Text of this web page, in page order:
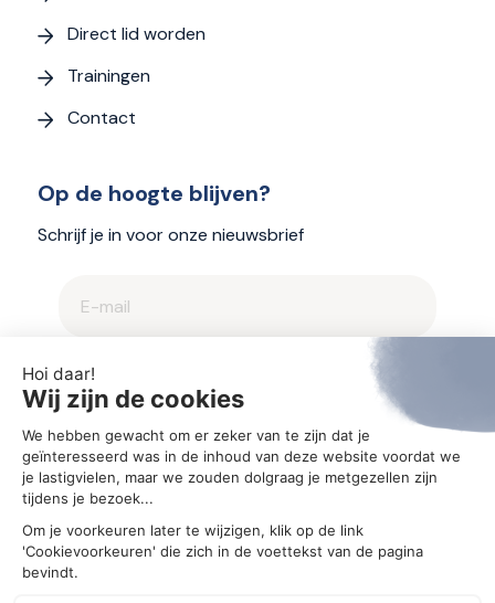
Direct lid worden
Trainingen
Contact
Op de hoogte blijven?
Schrijf je in voor onze nieuwsbrief